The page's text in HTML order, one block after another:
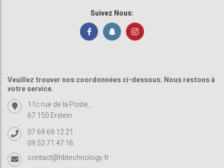
Suivez Nous:
Veuillez trouver nos coordonnées ci-dessous. Nous restons à
votre service.
11c rue de la Poste ,
67 150 Erstein
07 69 69 12 21
09 52 71 47 16
contact@hbtechnology.fr